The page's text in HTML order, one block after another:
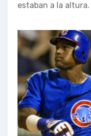
estaban a la altura.